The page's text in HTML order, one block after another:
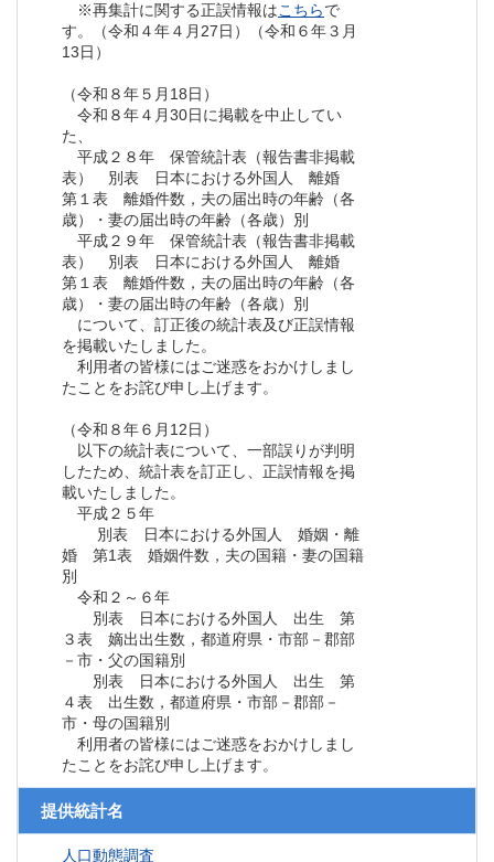
※再集計に関する正誤情報はこちらで
す。（令和４年４月27日）（令和６年３月
13日）
（令和８年５月18日）
令和８年４月30日に掲載を中止してい
た、
平成２８年 保管統計表（報告書非掲載
表） 別表 日本における外国人 離婚
第１表 離婚件数，夫の届出時の年齢（各
歳）・妻の届出時の年齢（各歳）別
平成２９年 保管統計表（報告書非掲載
表） 別表 日本における外国人 離婚
第１表 離婚件数，夫の届出時の年齢（各
歳）・妻の届出時の年齢（各歳）別
について、訂正後の統計表及び正誤情報
を掲載いたしました。
利用者の皆様にはご迷惑をおかけしまし
たことをお詫び申し上げます。
（令和８年６月12日）
以下の統計表について、一部誤りが判明
したため、統計表を訂正し、正誤情報を掲
載いたしました。
平成２５年
別表 日本における外国人 婚姻・離
婚 第1表 婚姻件数，夫の国籍・妻の国籍
別
令和２～６年
別表 日本における外国人 出生 第
３表 嫡出出生数，都道府県・市部－郡部
－市・父の国籍別
別表 日本における外国人 出生 第
４表 出生数，都道府県・市部－郡部－
市・母の国籍別
利用者の皆様にはご迷惑をおかけしまし
たことをお詫び申し上げます。
提供統計名
人口動態調査